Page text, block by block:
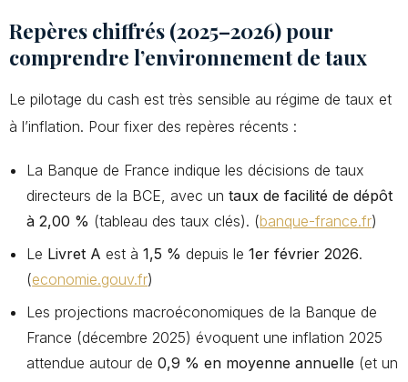
Repères chiffrés (2025–2026) pour
comprendre l’environnement de taux
Le pilotage du cash est très sensible au régime de taux et
à l’inflation. Pour fixer des repères récents :
La Banque de France indique les décisions de taux
directeurs de la BCE, avec untaux de facilité de dépôt
à 2,00 % (tableau des taux clés). (banque-france.fr)
Le Livret A est à1,5 % depuis le1er février 2026.
(economie.gouv.fr)
Les projections macroéconomiques de la Banque de
France (décembre 2025) évoquent une inflation 2025
attendue autour de0,9 % en moyenne annuelle (et un